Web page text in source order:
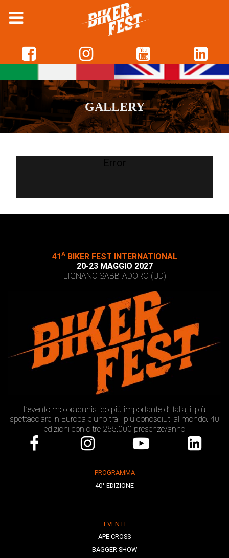
GALLERY
Error
41 ABIKER FEST INTERNATIONAL
20-23 MAGGIO 2027
LIGNANO SABBIADORO (UD)
L’evento motoradunistico più importante d’Italia, il più
spettacolare in Europa e uno tra i più conosciuti al mondo. 40
edizioni con oltre 265.000 presenze/anno
PROGRAMMA
40° EDIZIONE
EVENTI
APE CROSS
BAGGER SHOW